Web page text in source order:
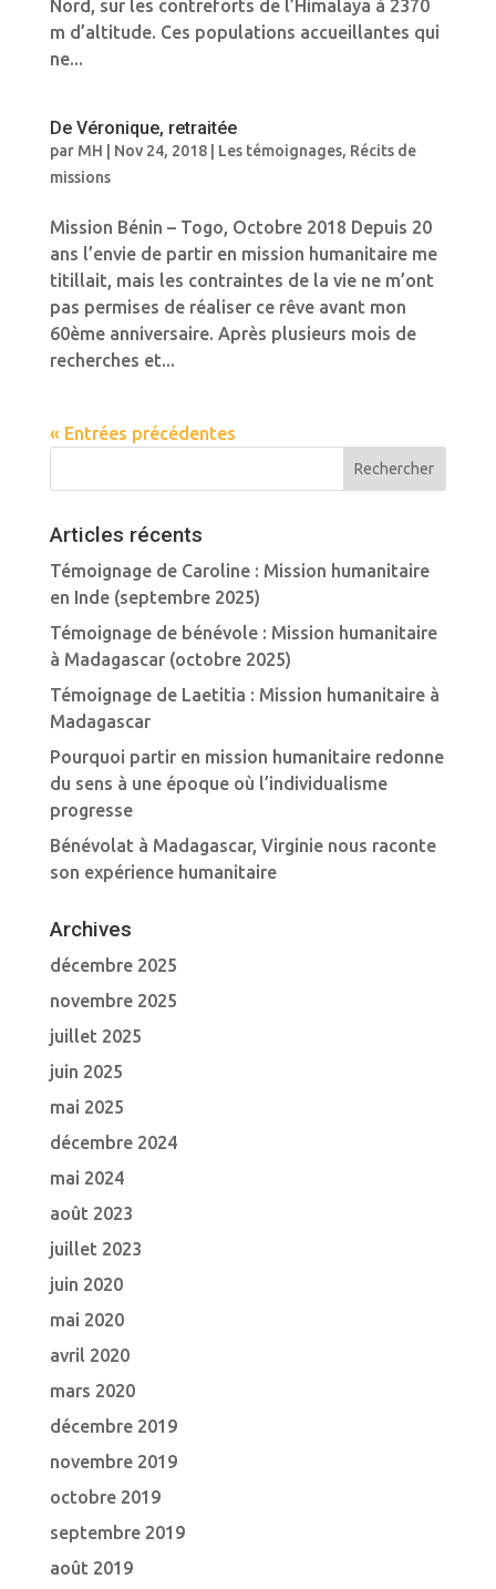
Nord, sur les contreforts de l’Himalaya à 2370
m d’altitude. Ces populations accueillantes qui
ne...
De Véronique, retraitée
par MH Nov 24, 2018| Les témoignages, Récits de
missions
Mission Bénin – Togo, Octobre 2018 Depuis 20
ans l’envie de partir en mission humanitaire me
titillait, mais les contraintes de la vie ne m’ont
pas permises de réaliser ce rêve avant mon
60ème anniversaire. Après plusieurs mois de
recherches et...
« Entrées précédentes
Articles récents
Témoignage de Caroline : Mission humanitaire
en Inde (septembre 2025)
Témoignage de bénévole : Mission humanitaire
à Madagascar (octobre 2025)
Témoignage de Laetitia : Mission humanitaire à
Madagascar
Pourquoi partir en mission humanitaire redonne
du sens à une époque où l’individualisme
progresse
Bénévolat à Madagascar, Virginie nous raconte
son expérience humanitaire
Archives
décembre 2025
novembre 2025
juillet 2025
juin 2025
mai 2025
décembre 2024
mai 2024
août 2023
juillet 2023
juin 2020
mai 2020
avril 2020
mars 2020
décembre 2019
novembre 2019
octobre 2019
septembre 2019
août 2019